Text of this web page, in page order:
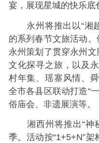
宴，展现星城的快乐底
永州将推出以“湘超
的系列春节文旅活动。
永州策划了贯穿永州文
文化探寻之旅，以及
村年集、瑶寨风情、
全市各县区联动打造“
俗庙会、非遗展演等。
湘西州将推出“神
季。活动按“1+5+N”架